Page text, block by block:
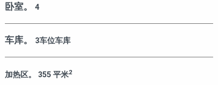
卧室。 4
车库。 3车位车库
加热区。 355 平米2